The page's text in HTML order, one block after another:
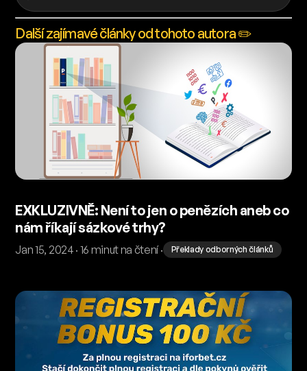
Další zajímavé články od tohoto autora ✏️
EXKLUZIVNĚ: Není to jen o penězích aneb co
nám říkají sázkové trhy?
Jan 15, 2024 · 16 minut na čtení · Překlady odborných článků